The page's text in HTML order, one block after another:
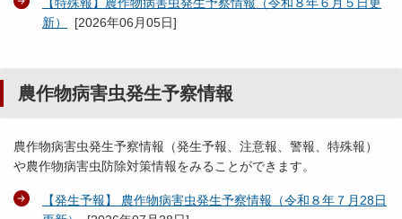
新）
[2026年06月05日]
農作物病害虫発生予察情報
農作物病害虫発生予察情報（発生予報、注意報、警報、特殊報）
や農作物病害虫防除対策情報をみることができます。
【発生予報】 農作物病害虫発生予察情報（令和８年７月28日